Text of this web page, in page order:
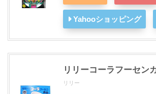
Yahooショッピング
リリーコーラフーセン
リリー